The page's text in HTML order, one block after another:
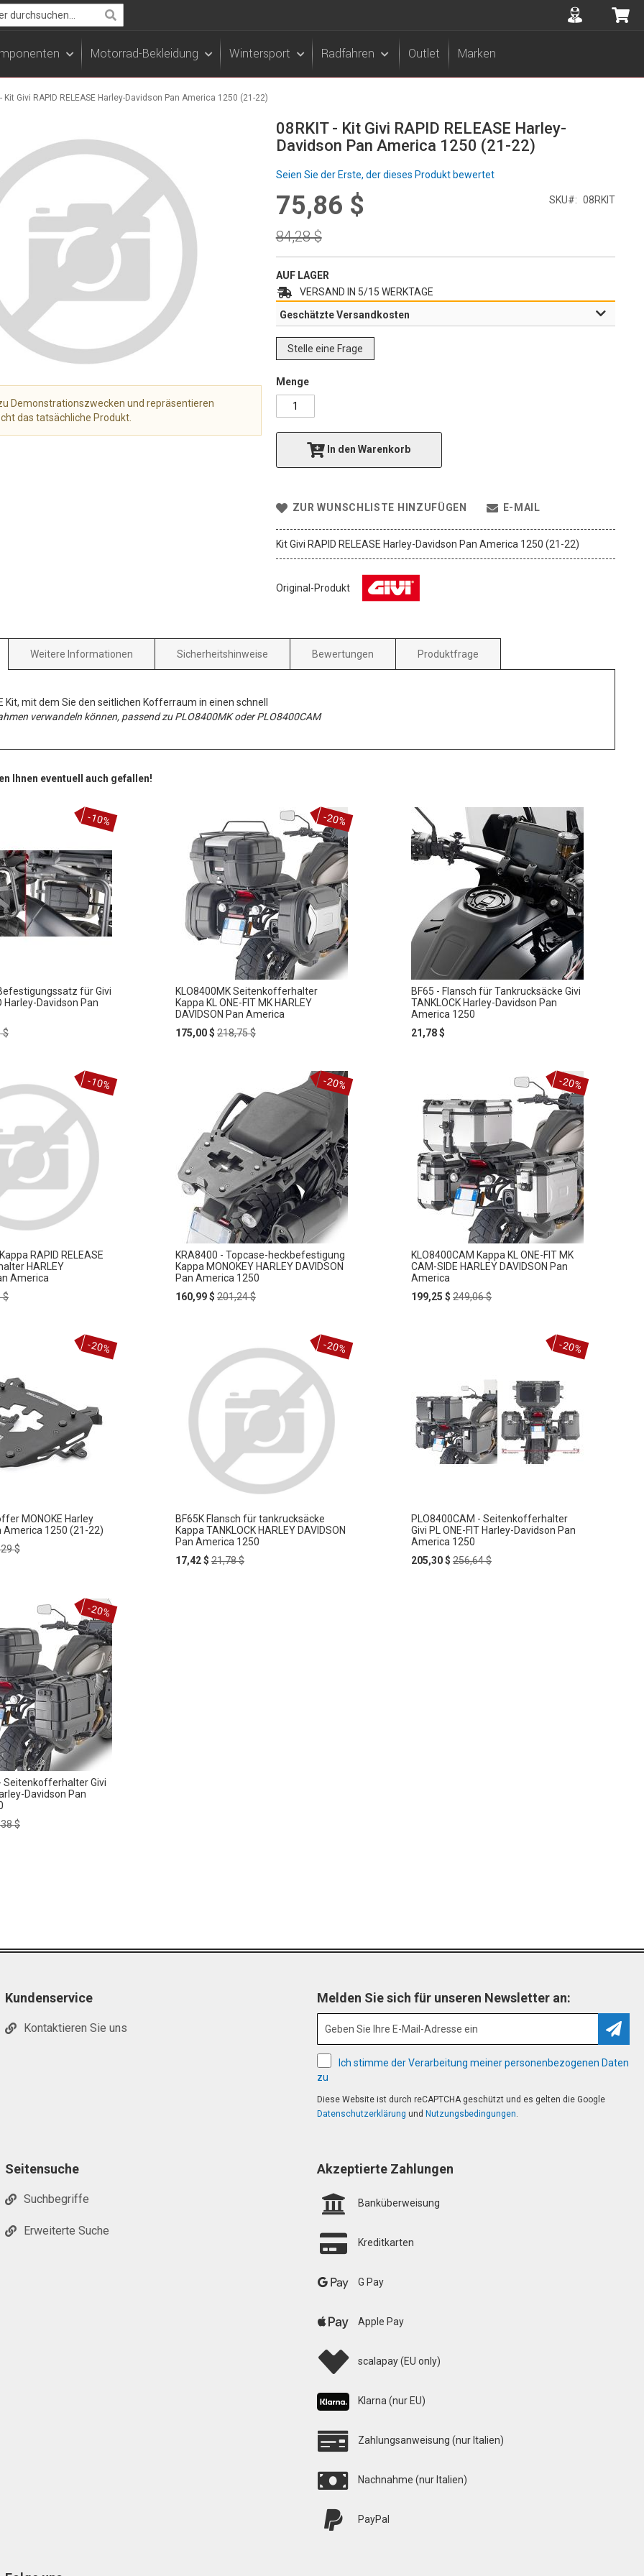
Accuont
Motorrad-Bekleidung Wintersport Radfahren Outlet Marken
Kit Givi RAPID RELEASE Harley-Davidson Pan America 1250 (21-22)
08RKIT - Kit Givi RAPID RELEASE Harley-
Davidson Pan America 1250 (21-22)
Seien Sie der Erste, der dieses Produkt bewertet
Special
Price
75,86 $
Regular
Price
84,28 $
SKU 08RKIT
AUF LAGER
VERSAND IN 5/15 WERKTAGE
Geschätzte Versandkosten
Stelle eine Frage
Menge
In den Warenkorb
ZUR WUNSCHLISTE HINZUFÜGEN E-MAIL
Kit Givi RAPID RELEASE Harley-Davidson Pan America 1250 (21-22)
Original-Produkt
Demonstrationszwecken und repräsentieren
das tatsächliche Produkt.
Kit, mit dem Sie den seitlichen Kofferraum in einen schnell
verwandeln können, passend zu PLO8400MK oder PLO8400CAM
Weitere Informationen Sicherheitshinweise Bewertungen Produktfrage
Ihnen eventuell auch gefallen!
für Givi
Harley-Davidson Pan
$
-10%
KLO8400MK Seitenkofferhalter
Kappa KL ONE-FIT MK HARLEY
DAVIDSON Pan America
Special
175,00 $ Regular
218,75 $
-20%
BF65 - Flansch für Tankrucksäcke Givi
TANKLOCK Harley-Davidson Pan
America 1250
21,78 $
RAPID RELEASE
HARLEY
America
$
-10%
KRA8400 - Topcase-heckbefestigung
Kappa MONOKEY HARLEY DAVIDSON
Pan America 1250
Special
160,99 $ Regular
201,24 $
-20%
KLO8400CAM Kappa KL ONE-FIT MK
CAM-SIDE HARLEY DAVIDSON Pan
America
Special
199,25 $ Regular
249,06 $
-20%
MONOKE Harley
America 1250 (21-22)
$
-20%
BF65K Flansch für tankrucksäcke
Kappa TANKLOCK HARLEY DAVIDSON
Pan America 1250
Special
17,42 $ Regular
21,78 $
-20%
PLO8400CAM - Seitenkofferhalter
Givi PL ONE-FIT Harley-Davidson Pan
America 1250
Special
205,30 $ Regular
256,64 $
-20%
Seitenkofferhalter Givi
Davidson Pan
$
-20%
Melden Sie sich für unseren Newsletter an:
Ich stimme der Verarbeitung meiner personenbezogenen Daten
zu
Diese Website ist durch reCAPTCHA geschützt und es gelten die Google
Datenschutzerklärung und Nutzungsbedingungen.
Kundenservice
Kontaktieren Sie uns
Seitensuche
Suchbegriffe
Erweiterte Suche
Akzeptierte Zahlungen
Banküberweisung
Kreditkarten
G Pay
Apple Pay
scalapay (EU only)
Klarna (nur EU)
Zahlungsanweisung (nur Italien)
Nachnahme (nur Italien)
PayPal